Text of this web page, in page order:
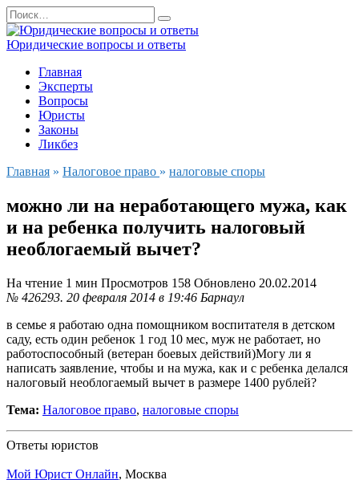
Перейти
к
содержанию
Search
for:
Юридические вопросы и ответы
Главная
Эксперты
Вопросы
Юристы
Законы
Ликбез
Главная » Налоговое право » налоговые споры
можно ли на неработающего мужа, как
и на ребенка получить налоговый
необлогаемый вычет?
На чтение 1 мин Просмотров 158 Обновлено 20.02.2014
№ 426293. 20 февраля 2014 в 19:46 Барнаул
в семье я работаю одна помощником воспитателя в детском
саду, есть один ребенок 1 год 10 мес, муж не работает, но
работоспособный (ветеран боевых действий)Могу ли я
написать заявление, чтобы и на мужа, как и с ребенка делался
налоговый необлогаемый вычет в размере 1400 рублей?
Тема: Налоговое право, налоговые споры
Ответы юристов
Мой Юрист Онлайн, Москва